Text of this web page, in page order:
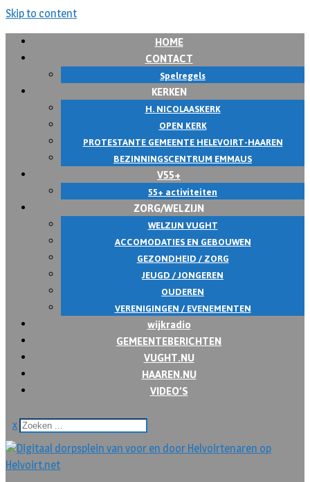
Skip to content
HOME
CONTACT
Spelregels
KERKEN
H. NICOLAASKERK
OPEN KERK
PROTESTANTE GEMEENTE HELEVOIRT-HAAREN
BEZINNINGSCENTRUM EMMAUS
V55+
55+ activiteiten
ZORG/WELZIJN
WELZIJN VUGHT
ACCOMODATIES EN GEBOUWEN
GEZONDHEID / ZORG
JEUGD / JONGEREN
OUDEREN
VERENIGINGEN / EVENEMENTEN
wijkradio
GEMEENTEBERICHTEN
VUGHT.NU
HAAREN.NU
VIDEO’S
x